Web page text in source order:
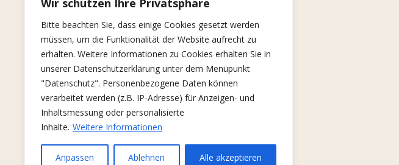
Wir schützen Ihre Privatsphäre
Bitte beachten Sie, dass einige Cookies gesetzt werden
müssen, um die Funktionalität der Website aufrecht zu
erhalten. Weitere Informationen zu Cookies erhalten Sie in
unserer Datenschutzerklärung unter dem Menüpunkt
"Datenschutz". Personenbezogene Daten können
verarbeitet werden (z.B. IP-Adresse) für Anzeigen- und
Inhaltsmessung oder personalisierte
Inhalte. Weitere Informationen
Anpassen Ablehnen Alle akzeptieren